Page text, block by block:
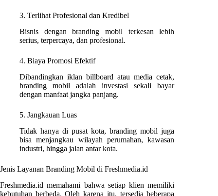
3. Terlihat Profesional dan Kredibel
Bisnis dengan branding mobil terkesan lebih
serius, terpercaya, dan profesional.
4. Biaya Promosi Efektif
Dibandingkan iklan billboard atau media cetak,
branding mobil adalah investasi sekali bayar
dengan manfaat jangka panjang.
5. Jangkauan Luas
Tidak hanya di pusat kota, branding mobil juga
bisa menjangkau wilayah perumahan, kawasan
industri, hingga jalan antar kota.
Jenis Layanan Branding Mobil di Freshmedia.id
Freshmedia.id memahami bahwa setiap klien memiliki
kebutuhan berbeda. Oleh karena itu, tersedia beberapa